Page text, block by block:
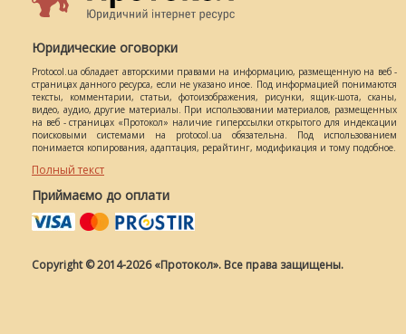
Юридические оговорки
Protocol.ua обладает авторскими правами на информацию, размещенную на веб -
страницах данного ресурса, если не указано иное. Под информацией понимаются
тексты, комментарии, статьи, фотоизображения, рисунки, ящик-шота, сканы,
видео, аудио, другие материалы. При использовании материалов, размещенных
на веб - страницах «Протокол» наличие гиперссылки открытого для индексации
поисковыми системами на protocol.ua обязательна. Под использованием
понимается копирования, адаптация, рерайтинг, модификация и тому подобное.
Полный текст
Приймаємо до оплати
Copyright © 2014-2026 «Протокол». Все права защищены.